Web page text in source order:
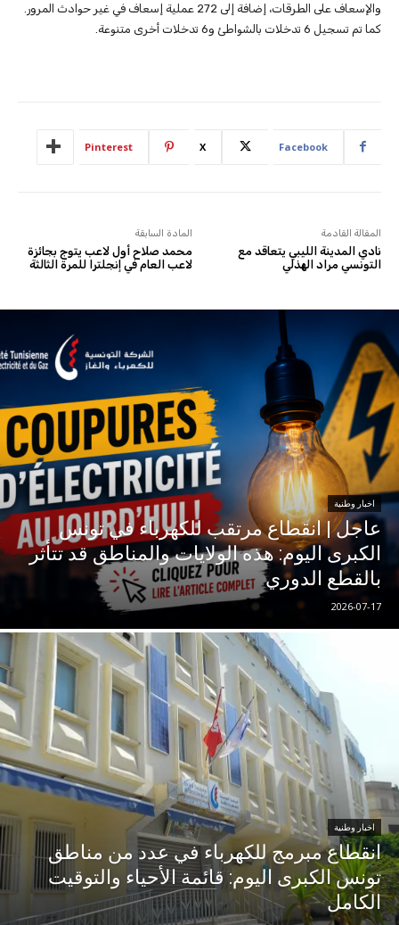
والإسعاف على الطرقات، إضافة إلى 272 عملية إسعاف في غير حوادث المرور.
كما تم تسجيل 6 تدخلات بالشواطئ و6 تدخلات أخرى متنوعة.
Facebook
X
Pinterest
المادة السابقة
محمد صلاح أول لاعب يتوج بجائزة
لاعب العام في إنجلترا للمرة الثالثة
المقالة القادمة
نادي المدينة الليبي يتعاقد مع
التونسي مراد الهذلي
اخبار وطنية
عاجل | انقطاع مرتقب للكهرباء في تونس
الكبرى اليوم: هذه الولايات والمناطق قد تتأثر
بالقطع الدوري
2026-07-17
اخبار وطنية
انقطاع مبرمج للكهرباء في عدد من مناطق
تونس الكبرى اليوم: قائمة الأحياء والتوقيت
الكامل